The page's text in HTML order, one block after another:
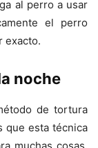
al perro a usar
el perro
exacto.
noche
de tortura
que esta técnica